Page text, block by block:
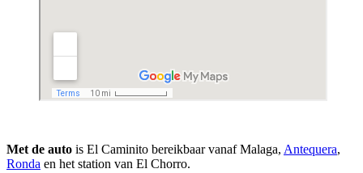
Met de auto is El Caminito bereikbaar vanaf Malaga, Antequera,
Ronda en het station van El Chorro.